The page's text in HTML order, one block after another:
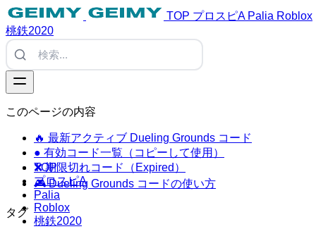
TOP プロスピA Palia Roblox
桃鉄2020
TOP
プロスピA
Palia
Roblox
桃鉄2020
このページの内容
🔥 最新アクティブ Dueling Grounds コード
● 有効コード一覧（コピーして使用）
❌ 期限切れコード（Expired）
🎮 Dueling Grounds コードの使い方
タグ